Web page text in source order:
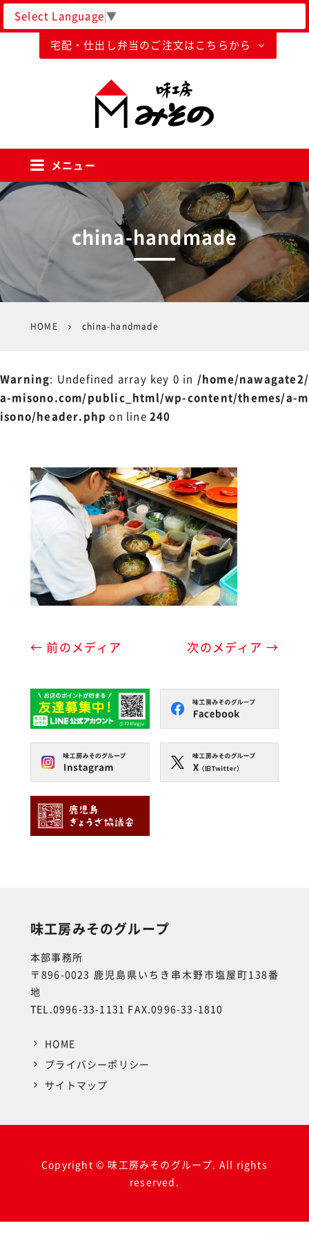
Select Language▼
宅配・仕出し弁当のご注文はこちらから
メニュー
china-handmade
HOME china-handmade
Warning: Undefined array key 0 in /home/nawagate2/
a-misono.com/public_html/wp-content/themes/a-m
isono/header.php on line240
← 前のメディア 次のメディア →
味工房みそのグループ
本部事務所
〒896-0023 鹿児島県いちき串木野市塩屋町138番
地
TEL.0996-33-1131 FAX.0996-33-1810
HOME
プライバシーポリシー
サイトマップ
Copyright © 味工房みそのグループ. All rights
reserved.